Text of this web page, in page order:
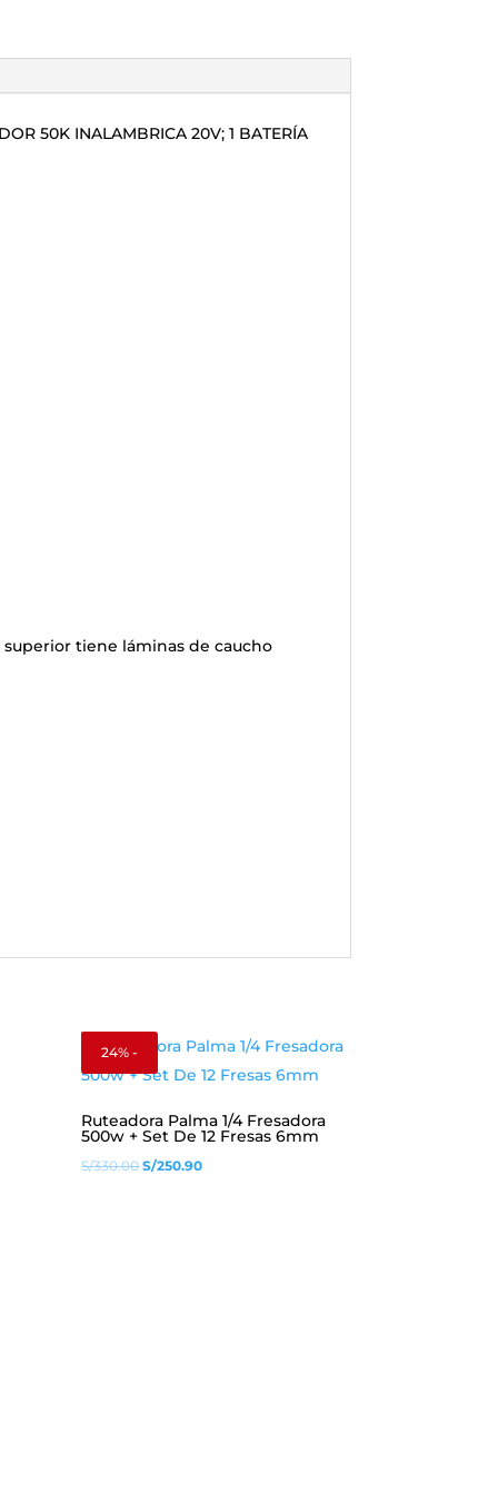
50K INALAMBRICA 20V; 1 BATERÍA
tiene láminas de caucho
24% -
Ruteadora Palma 1/4 Fresadora
500w + Set De 12 Fresas 6mm
S/330.00El
S/250.90El